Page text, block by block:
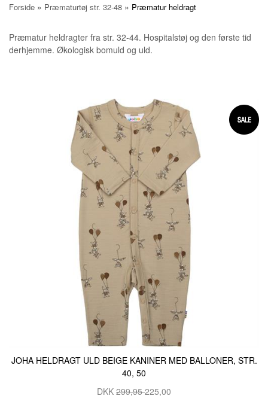
Forside » Præmaturtøj str. 32-48 » Præmatur heldragt
Præmatur heldragter fra str. 32-44. Hospitalstøj og den første tid
derhjemme. Økologisk bomuld og uld.
JOHA HELDRAGT ULD BEIGE KANINER MED BALLONER, STR.
40, 50
DKK 299,95225,00